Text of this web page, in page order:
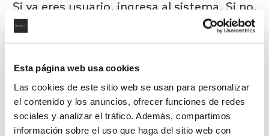
Esta página web usa cookies
Las cookies de este sitio web se usan para personalizar
el contenido y los anuncios, ofrecer funciones de redes
sociales y analizar el tráfico. Además, compartimos
información sobre el uso que haga del sitio web con
Si ya eres usuario, ingresa al sistema. Si no,